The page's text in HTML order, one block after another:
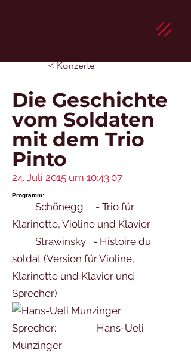
< Konzerte
Die Geschichte
vom Soldaten
mit dem Trio
Pinto
24. Juli 2015 um 10:43:07
Programm:
· Schönegg - Trio für
Klarinette, Violine und Klavier
· Strawinsky - Histoire du
soldat (Version für Violine,
Klarinette und Klavier und
Sprecher)
Sprecher: Hans-Ueli
Munzinger